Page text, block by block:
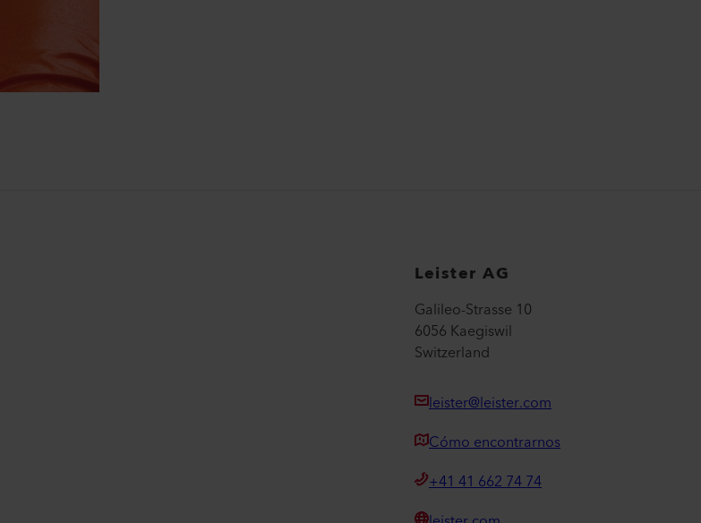
Leister AG
Galileo-Strasse 10
6056 Kaegiswil
Switzerland
leister@leister.com
Cómo encontrarnos
+41 41 662 74 74